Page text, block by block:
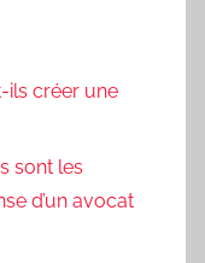
ils créer une
sont les
d’un avocat